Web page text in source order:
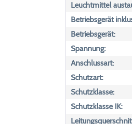
Leuchtmittel
Betriebsgerät
Betriebsgerät:
Spannung:
Anschlussart:
Schutzart:
Schutzklasse:
Schutzklasse IK: